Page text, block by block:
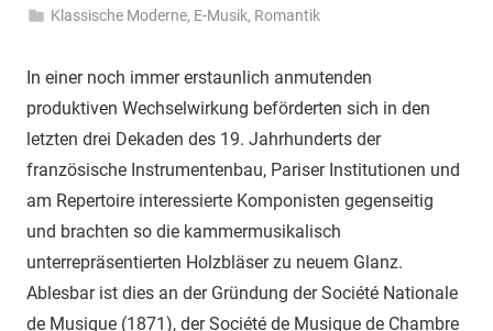
Klassische Moderne, E-Musik, Romantik
In einer noch immer erstaunlich anmutenden
produktiven Wechselwirkung beförderten sich in den
letzten drei Dekaden des 19. Jahrhunderts der
französische Instrumentenbau, Pariser Institutionen und
am Repertoire interessierte Komponisten gegenseitig
und brachten so die kammermusikalisch
unterrepräsentierten Holzbläser zu neuem Glanz.
Ablesbar ist dies an der Gründung der Société Nationale
de Musique (1871), der Société de Musique de Chambre